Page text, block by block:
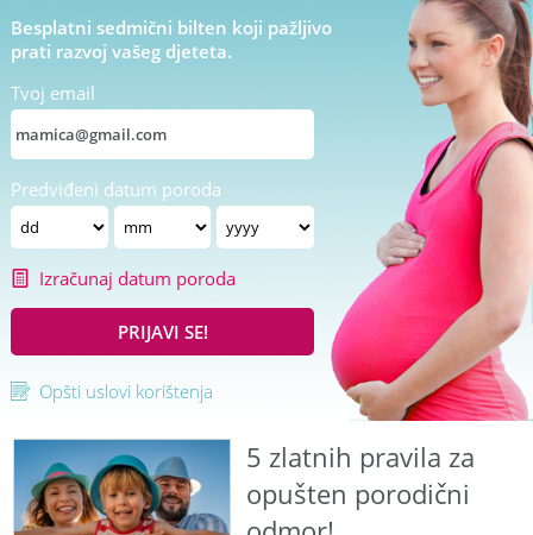
Besplatni sedmični bilten koji pažljivo
prati razvoj vašeg djeteta.
Tvoj email
Predviđeni datum poroda
Izračunaj datum poroda
PRIJAVI SE!
Opšti uslovi korištenja
5 zlatnih pravila za
opušten porodični